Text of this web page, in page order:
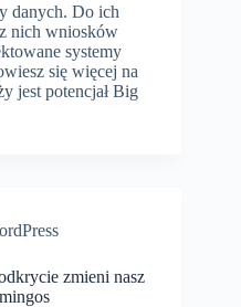
danych. Do ich
nich wniosków
systemy
się więcej na
jest potencjał Big
zmieni nasz